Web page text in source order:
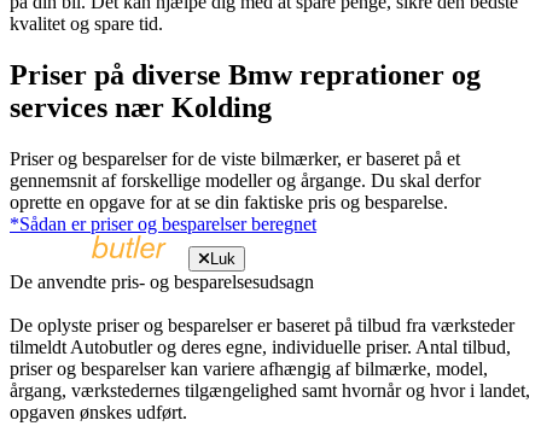
kvalitet og spare tid.
Priser på diverse Bmw reprationer og
services nær Kolding
Priser og besparelser for de viste bilmærker, er baseret på et
gennemsnit af forskellige modeller og årgange. Du skal derfor
oprette en opgave for at se din faktiske pris og besparelse.
*Sådan er priser og besparelser beregnet
Luk
De anvendte pris- og besparelsesudsagn
De oplyste priser og besparelser er baseret på tilbud fra værksteder
tilmeldt Autobutler og deres egne, individuelle priser. Antal tilbud,
priser og besparelser kan variere afhængig af bilmærke, model,
årgang, værkstedernes tilgængelighed samt hvornår og hvor i landet,
opgaven ønskes udført.